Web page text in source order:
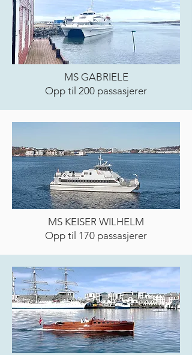
MS GABRIELE
Opp til 200 passasjerer
MS KEISER WILHELM
Opp til 170 passasjerer